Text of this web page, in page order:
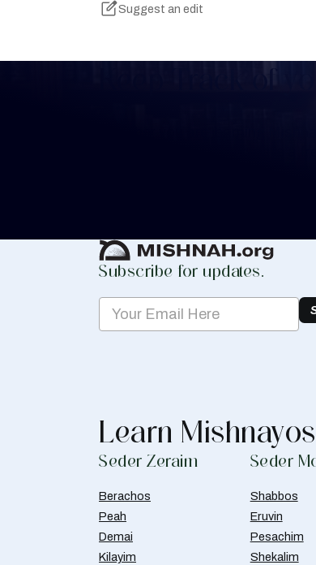
Suggest an edit
Keep Track of
Subscribe for updates.
Learn
Seder Zeraim
Berachos
Peah
Demai
Kilayim
Seder
Shabbos
Eruvin
Pesachim
Shekalim